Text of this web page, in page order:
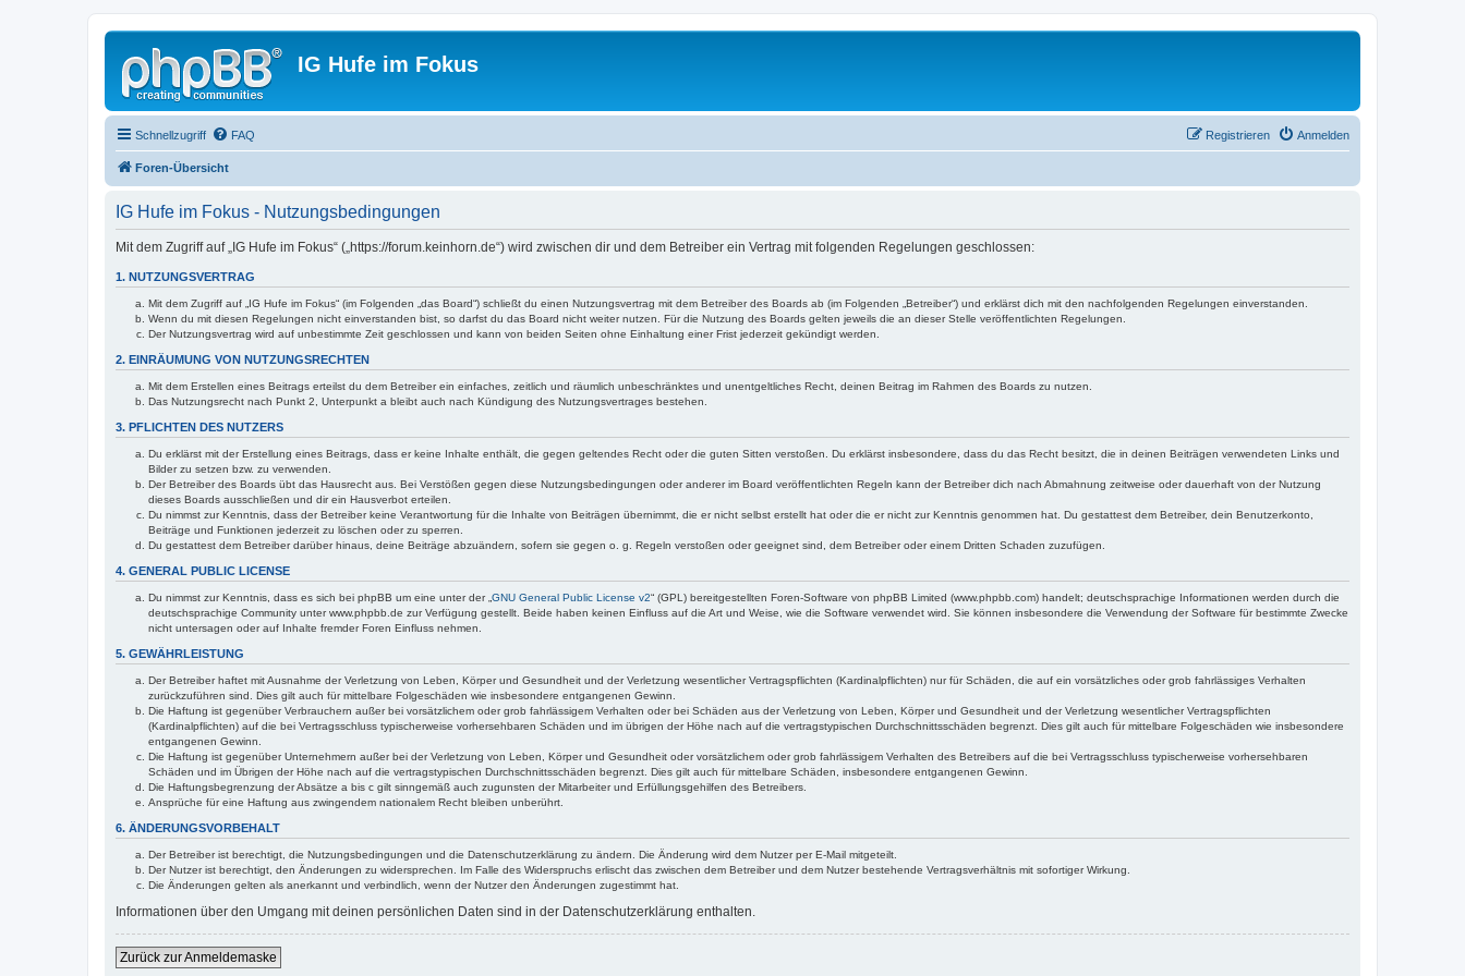
IG Hufe im Fokus
Schnellzugriff FAQ Anmelden
Registrieren
Foren-Übersicht
IG Hufe im Fokus - Nutzungsbedingungen
Mit dem Zugriff auf „IG Hufe im Fokus“ („https://forum.keinhorn.de“) wird zwischen dir und dem Betreiber ein Vertrag mit folgenden Regelungen geschlossen:
1. NUTZUNGSVERTRAG
Mit dem Zugriff auf „IG Hufe im Fokus“ (im Folgenden „das Board“) schließt du einen Nutzungsvertrag mit dem Betreiber des Boards ab (im Folgenden „Betreiber“) und erklärst dich mit den nachfolgenden Regelungen einverstanden.
Wenn du mit diesen Regelungen nicht einverstanden bist, so darfst du das Board nicht weiter nutzen. Für die Nutzung des Boards gelten jeweils die an dieser Stelle veröffentlichten Regelungen.
Der Nutzungsvertrag wird auf unbestimmte Zeit geschlossen und kann von beiden Seiten ohne Einhaltung einer Frist jederzeit gekündigt werden.
2. EINRÄUMUNG VON NUTZUNGSRECHTEN
Mit dem Erstellen eines Beitrags erteilst du dem Betreiber ein einfaches, zeitlich und räumlich unbeschränktes und unentgeltliches Recht, deinen Beitrag im Rahmen des Boards zu nutzen.
Das Nutzungsrecht nach Punkt 2, Unterpunkt a bleibt auch nach Kündigung des Nutzungsvertrages bestehen.
3. PFLICHTEN DES NUTZERS
Du erklärst mit der Erstellung eines Beitrags, dass er keine Inhalte enthält, die gegen geltendes Recht oder die guten Sitten verstoßen. Du erklärst insbesondere, dass du das Recht besitzt, die in deinen Beiträgen verwendeten Links und
Bilder zu setzen bzw. zu verwenden.
Der Betreiber des Boards übt das Hausrecht aus. Bei Verstößen gegen diese Nutzungsbedingungen oder anderer im Board veröffentlichten Regeln kann der Betreiber dich nach Abmahnung zeitweise oder dauerhaft von der Nutzung
dieses Boards ausschließen und dir ein Hausverbot erteilen.
Du nimmst zur Kenntnis, dass der Betreiber keine Verantwortung für die Inhalte von Beiträgen übernimmt, die er nicht selbst erstellt hat oder die er nicht zur Kenntnis genommen hat. Du gestattest dem Betreiber, dein Benutzerkonto,
Beiträge und Funktionen jederzeit zu löschen oder zu sperren.
Du gestattest dem Betreiber darüber hinaus, deine Beiträge abzuändern, sofern sie gegen o. g. Regeln verstoßen oder geeignet sind, dem Betreiber oder einem Dritten Schaden zuzufügen.
4. GENERAL PUBLIC LICENSE
Du nimmst zur Kenntnis, dass es sich bei phpBB um eine unter der „ GNU General Public License v2“ (GPL) bereitgestellten Foren-Software von phpBB Limited (www.phpbb.com) handelt; deutschsprachige Informationen werden durch die
deutschsprachige Community unter www.phpbb.de zur Verfügung gestellt. Beide haben keinen Einfluss auf die Art und Weise, wie die Software verwendet wird. Sie können insbesondere die Verwendung der Software für bestimmte Zwecke
nicht untersagen oder auf Inhalte fremder Foren Einfluss nehmen.
5. GEWÄHRLEISTUNG
Der Betreiber haftet mit Ausnahme der Verletzung von Leben, Körper und Gesundheit und der Verletzung wesentlicher Vertragspflichten (Kardinalpflichten) nur für Schäden, die auf ein vorsätzliches oder grob fahrlässiges Verhalten
zurückzuführen sind. Dies gilt auch für mittelbare Folgeschäden wie insbesondere entgangenen Gewinn.
Die Haftung ist gegenüber Verbrauchern außer bei vorsätzlichem oder grob fahrlässigem Verhalten oder bei Schäden aus der Verletzung von Leben, Körper und Gesundheit und der Verletzung wesentlicher Vertragspflichten
(Kardinalpflichten) auf die bei Vertragsschluss typischerweise vorhersehbaren Schäden und im übrigen der Höhe nach auf die vertragstypischen Durchschnittsschäden begrenzt. Dies gilt auch für mittelbare Folgeschäden wie insbesondere
entgangenen Gewinn.
Die Haftung ist gegenüber Unternehmern außer bei der Verletzung von Leben, Körper und Gesundheit oder vorsätzlichem oder grob fahrlässigem Verhalten des Betreibers auf die bei Vertragsschluss typischerweise vorhersehbaren
Schäden und im Übrigen der Höhe nach auf die vertragstypischen Durchschnittsschäden begrenzt. Dies gilt auch für mittelbare Schäden, insbesondere entgangenen Gewinn.
Die Haftungsbegrenzung der Absätze a bis c gilt sinngemäß auch zugunsten der Mitarbeiter und Erfüllungsgehilfen des Betreibers.
Ansprüche für eine Haftung aus zwingendem nationalem Recht bleiben unberührt.
6. ÄNDERUNGSVORBEHALT
Der Betreiber ist berechtigt, die Nutzungsbedingungen und die Datenschutzerklärung zu ändern. Die Änderung wird dem Nutzer per E-Mail mitgeteilt.
Der Nutzer ist berechtigt, den Änderungen zu widersprechen. Im Falle des Widerspruchs erlischt das zwischen dem Betreiber und dem Nutzer bestehende Vertragsverhältnis mit sofortiger Wirkung.
Die Änderungen gelten als anerkannt und verbindlich, wenn der Nutzer den Änderungen zugestimmt hat.
Informationen über den Umgang mit deinen persönlichen Daten sind in der Datenschutzerklärung enthalten.
Zurück zur Anmeldemaske